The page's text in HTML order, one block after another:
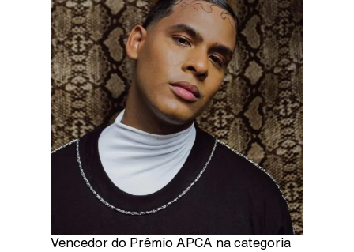
Vencedor do Prêmio APCA na categoria